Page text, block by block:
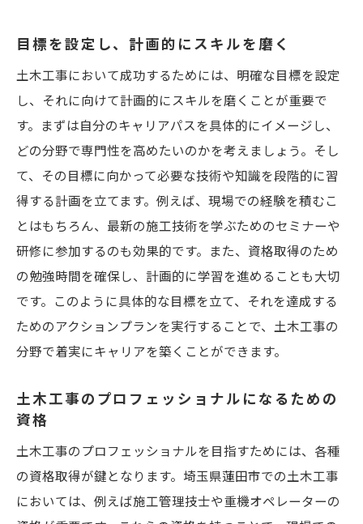
目標を設定し、計画的にスキルを磨く
土木工事において成功するためには、明確な目標を設定
し、それに向けて計画的にスキルを磨くことが重要で
す。まずは自分のキャリアパスを具体的にイメージし、
どの分野で専門性を高めたいのかを考えましょう。そし
て、その目標に向かって必要な技術や知識を段階的に習
得する計画を立てます。例えば、現場での経験を積むこ
とはもちろん、最新の施工技術を学ぶためのセミナーや
研修に参加するのも効果的です。また、資格取得のため
の勉強時間を確保し、計画的に学習を進めることも大切
です。このように具体的な目標を立て、それを達成する
ためのアクションプランを実行することで、土木工事の
分野で着実にキャリアを築くことができます。
土木工事のプロフェッショナルになるための
資格
土木工事のプロフェッショナルを目指すためには、各種
の資格取得が鍵となります。埼玉県蓮田市での土木工事
においては、例えば施工管理技士や重機オペレーターの